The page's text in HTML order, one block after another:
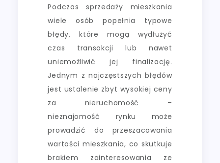
Podczas sprzedaży mieszkania
wiele osób popełnia typowe
błędy, które mogą wydłużyć
czas transakcji lub nawet
uniemożliwić jej finalizację.
Jednym z najczęstszych błędów
jest ustalenie zbyt wysokiej ceny
za nieruchomość –
nieznajomość rynku może
prowadzić do przeszacowania
wartości mieszkania, co skutkuje
brakiem zainteresowania ze